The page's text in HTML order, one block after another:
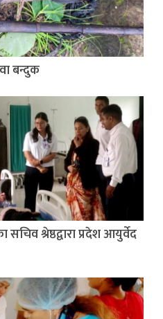
बन्दुक
श्रेष्ठद्वारा प्रदेश आयुर्वेद